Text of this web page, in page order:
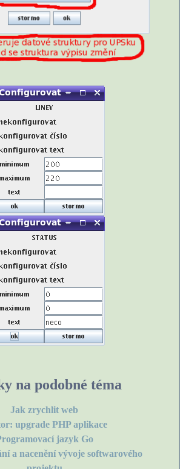
na podobné téma
Jak zrychlit web
upgrade PHP aplikace
jazyk Go
a nacenění vývoje softwarového